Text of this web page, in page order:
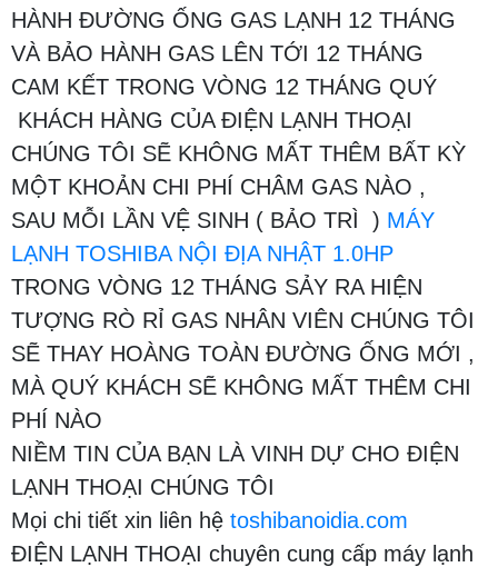
HÀNH ĐƯỜNG ỐNG GAS LẠNH 12 THÁNG
VÀ BẢO HÀNH GAS LÊN TỚI 12 THÁNG
CAM KẾT TRONG VÒNG 12 THÁNG QUÝ
KHÁCH HÀNG CỦA ĐIỆN LẠNH THOẠI
CHÚNG TÔI SẼ KHÔNG MẤT THÊM BẤT KỲ
MỘT KHOẢN CHI PHÍ CHÂM GAS NÀO ,
SAU MỖI LẦN VỆ SINH ( BẢO TRÌ ) MÁY
LẠNH TOSHIBA NỘI ĐỊA NHẬT 1.0HP
TRONG VÒNG 12 THÁNG SẢY RA HIỆN
TƯỢNG RÒ RỈ GAS NHÂN VIÊN CHÚNG TÔI
SẼ THAY HOÀNG TOÀN ĐƯỜNG ỐNG MỚI ,
MÀ QUÝ KHÁCH SẼ KHÔNG MẤT THÊM CHI
PHÍ NÀO
NIỀM TIN CỦA BẠN LÀ VINH DỰ CHO ĐIỆN
LẠNH THOẠI CHÚNG TÔI
Mọi chi tiết xin liên hệ toshibanoidia.com
ĐIỆN LẠNH THOẠI chuyên cung cấp máy lạnh